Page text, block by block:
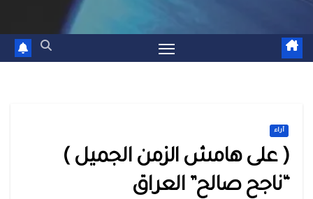
أراء
( على هامش الزمن الجميل )
“ناجح صالح” العراق